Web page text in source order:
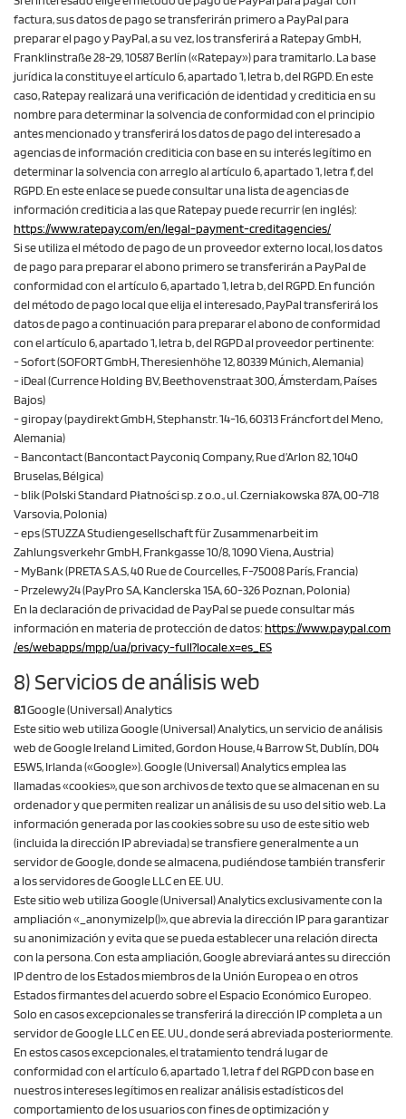
factura, sus datos de pago se transferirán primero a PayPal para
preparar el pago y PayPal, a su vez, los transferirá a Ratepay GmbH,
Franklinstraße 28-29, 10587 Berlín («Ratepay») para tramitarlo. La base
jurídica la constituye el artículo 6, apartado 1, letra b, del RGPD. En este
caso, Ratepay realizará una verificación de identidad y crediticia en su
nombre para determinar la solvencia de conformidad con el principio
antes mencionado y transferirá los datos de pago del interesado a
agencias de información crediticia con base en su interés legítimo en
determinar la solvencia con arreglo al artículo 6, apartado 1, letra f, del
RGPD. En este enlace se puede consultar una lista de agencias de
información crediticia a las que Ratepay puede recurrir (en inglés):
https://www.ratepay.com/en/legal-payment-creditagencies/
Si se utiliza el método de pago de un proveedor externo local, los datos
de pago para preparar el abono primero se transferirán a PayPal de
conformidad con el artículo 6, apartado 1, letra b, del RGPD. En función
del método de pago local que elija el interesado, PayPal transferirá los
datos de pago a continuación para preparar el abono de conformidad
con el artículo 6, apartado 1, letra b, del RGPD al proveedor pertinente:
- Sofort (SOFORT GmbH, Theresienhöhe 12, 80339 Múnich, Alemania)
- iDeal (Currence Holding BV, Beethovenstraat 300, Ámsterdam, Países
Bajos)
- giropay (paydirekt GmbH, Stephanstr. 14-16, 60313 Fráncfort del Meno,
Alemania)
- Bancontact (Bancontact Payconiq Company, Rue d’Arlon 82, 1040
Bruselas, Bélgica)
- blik (Polski Standard Płatności sp. z o.o., ul. Czerniakowska 87A, 00-718
Varsovia, Polonia)
- eps (STUZZA Studiengesellschaft für Zusammenarbeit im
Zahlungsverkehr GmbH, Frankgasse 10/8, 1090 Viena, Austria)
- MyBank (PRETA S.A.S, 40 Rue de Courcelles, F-75008 París, Francia)
- Przelewy24 (PayPro SA, Kanclerska 15A, 60-326 Poznan, Polonia)
En la declaración de privacidad de PayPal se puede consultar más
información en materia de protección de datos: https://www.paypal.com
/es/webapps/mpp/ua/privacy-full?locale.x=es_ES
8) Servicios de análisis web
8.1Google (Universal) Analytics
Este sitio web utiliza Google (Universal) Analytics, un servicio de análisis
web de Google Ireland Limited, Gordon House, 4 Barrow St, Dublín, D04
E5W5, Irlanda («Google»). Google (Universal) Analytics emplea las
llamadas «cookies», que son archivos de texto que se almacenan en su
ordenador y que permiten realizar un análisis de su uso del sitio web. La
información generada por las cookies sobre su uso de este sitio web
(incluida la dirección IP abreviada) se transfiere generalmente a un
servidor de Google, donde se almacena, pudiéndose también transferir
a los servidores de Google LLC en EE. UU.
Este sitio web utiliza Google (Universal) Analytics exclusivamente con la
ampliación «_anonymizeIp()», que abrevia la dirección IP para garantizar
su anonimización y evita que se pueda establecer una relación directa
con la persona. Con esta ampliación, Google abreviará antes su dirección
IP dentro de los Estados miembros de la Unión Europea o en otros
Estados firmantes del acuerdo sobre el Espacio Económico Europeo.
Solo en casos excepcionales se transferirá la dirección IP completa a un
servidor de Google LLC en EE. UU., donde será abreviada posteriormente.
En estos casos excepcionales, el tratamiento tendrá lugar de
conformidad con el artículo 6, apartado 1, letra f del RGPD con base en
nuestros intereses legítimos en realizar análisis estadísticos del
comportamiento de los usuarios con fines de optimización y